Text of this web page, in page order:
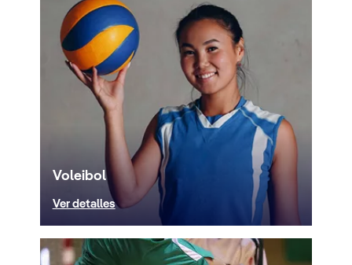
Voleibol
Ver detalles